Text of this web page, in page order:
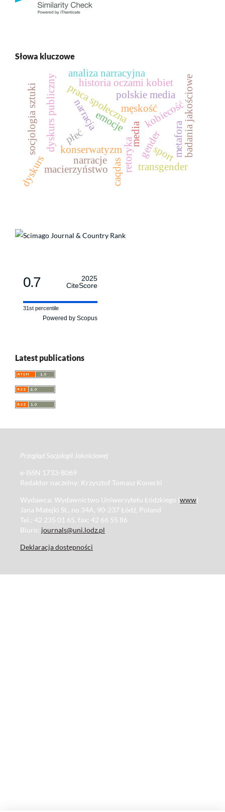
Słowa kluczowe
konserwatyzm
dyskurs publiczny
retoryka
narracje
media
narracja
praca społecznamęskośćkobiecość
płeć gender
transgender
polskie media
sport
macierzyństwo
historia oczami kobiet badania jakościowe
dyskurs
analiza narracyjna
caqdas
socjologia sztuki metafora
emocje
0.7
2025
CiteScore
31st percentile
Powered by Scopus
Latest publications
Przegląd Socjologii Jakościowej
e-ISSN 1733-8069
Redaktor naczelny: Krzysztof Tomasz Konecki
Wydawca: Wydawnictwo Uniwersytetu Łódzkiego (www)
Jana Matejki St., no 34A, 90-237 Łódź, Poland
Tel.: 42 235 01 65, fax: 42 66 55 86
Biuro: journals@uni.lodz.pl
Deklaracja dostępności